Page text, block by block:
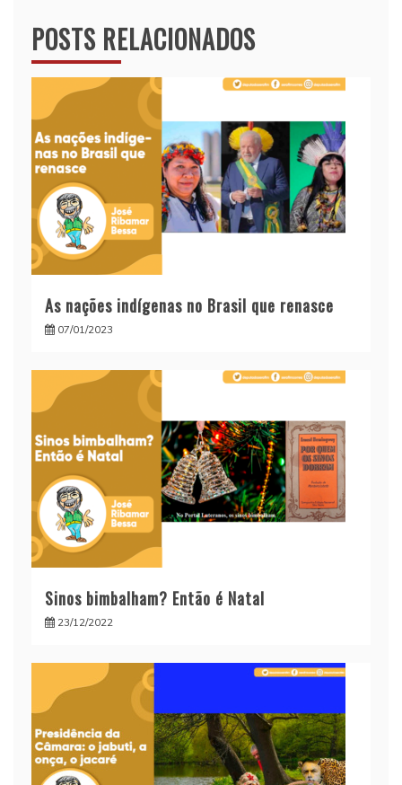
POSTS RELACIONADOS
As nações indígenas no Brasil que renasce
07/01/2023
Sinos bimbalham? Então é Natal
23/12/2022